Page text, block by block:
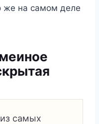
же на самом деле
самых